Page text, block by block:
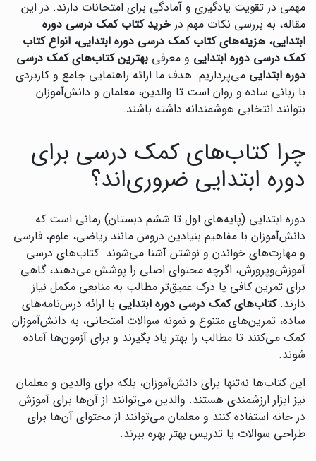
مهمی در تقویت یادگیری و آمادگی برای امتحانات دارند. در این
مقاله، به بررسی نکات مهم درخرید کتاب کمک درسی دوره
ابتدایی، هزینه‌های کتاب کمک درسی دوره ابتدایی، انواع کتاب
کمک درسی دوره ابتدایی و معرفی بهترین کتاب‌های کمک درسی
دوره ابتدایی می‌پردازیم. هدف ما ارائه راهنمایی جامع و کاربردی
با زبانی ساده و روان است تا والدین، معلمان و دانش‌آموزان
بتوانند انتخابی هوشمندانه داشته باشند.
چرا کتاب‌های کمک درسی برای
دوره ابتدایی ضروری‌اند؟
دوره ابتدایی (پایه‌های اول تا ششم دبستان) زمانی است که
دانش‌آموزان با مفاهیم بنیادین دروس مانند ریاضی، علوم، فارسی
و مهارت‌های خواندن و نوشتن آشنا می‌شوند. کتاب‌های درسی
آموزش‌وپرورش، اگرچه محتوای اصلی را پوشش می‌دهند، گاهی
برای تمرین کافی یا درک عمیق‌تر مطالب به منابعی مکمل نیاز
دارند.کتاب‌های کمک درسی دوره ابتدایی با ارائه درس‌نامه‌های
ساده، تمرین‌های متنوع و نمونه سوالات امتحانی، به دانش‌آموزان
کمک می‌کنند تا مطالب را بهتر یاد بگیرند و برای آزمون‌ها آماده
شوند.
این کتاب‌ها نه‌تنها برای دانش‌آموزان، بلکه برای والدین و معلمان
نیز ابزار ارزشمندی هستند. والدین می‌توانند از آن‌ها برای آموزش
در خانه استفاده کنند و معلمان می‌توانند از محتوای آن‌ها برای
طراحی سوالات یا تدریس بهتر بهره ببرند.